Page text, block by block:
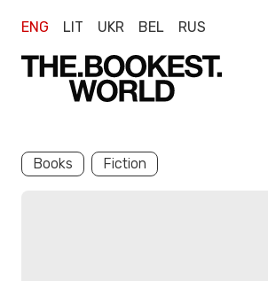
ENG LIT UKR BEL RUS
Books Fiction